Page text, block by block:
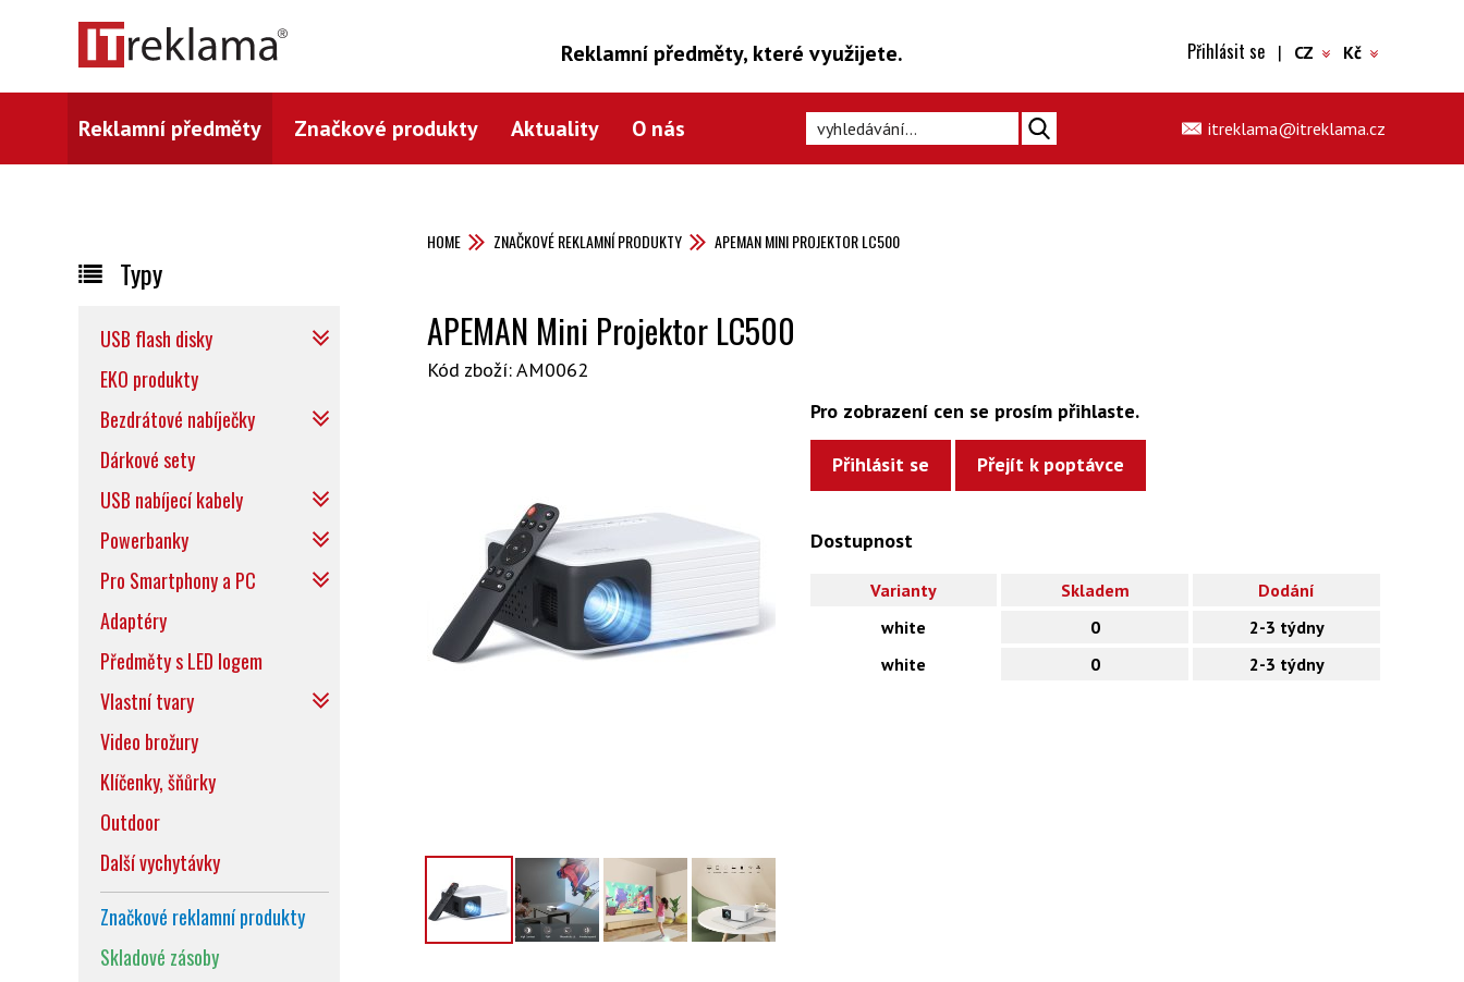
Reklamní předměty, které využijete. Přihlásit se | CZ Kč
Reklamní předměty Značkové produkty Aktuality O nás itreklama@itreklama.cz
HOME ZNAČKOVÉ REKLAMNÍ PRODUKTY APEMAN MINI PROJEKTOR LC500
APEMAN Mini Projektor LC500
Kód zboží: AM0062
Pro zobrazení cen se prosím přihlaste.
Přihlásit se Přejít k poptávce
Dostupnost
Varianty Skladem
Dodání
white
0
2-3 týdny
white
0 2-3 týdny
Typy
USB flash disky
EKO produkty
Bezdrátové nabíječky
Dárkové sety
USB nabíjecí kabely
Powerbanky
Pro Smartphony a PC
Adaptéry
Předměty s LED logem
Vlastní tvary
Video brožury
Klíčenky, šňůrky
Outdoor
Další vychytávky
Značkové reklamní produkty
Skladové zásoby